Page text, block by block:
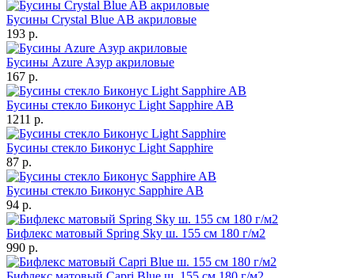
Бусины Crystal Blue AB акриловые
193 р.
Бусины Azure Азур акриловые
167 р.
Бусины стекло Биконус Light Sapphire AB
1211 р.
Бусины стекло Биконус Light Sapphire
87 р.
Бусины стекло Биконус Sapphire AB
94 р.
Бифлекс матовый Spring Sky ш. 155 см 180 г/м2
990 р.